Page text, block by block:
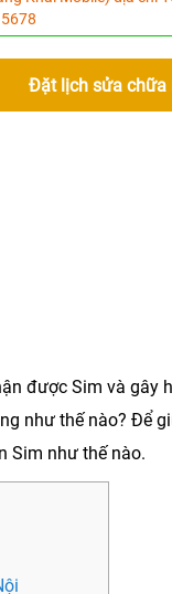
Đặt lịch sửa chữa
được Sim và gây
như thế nào? Để
Sim như thế nào.